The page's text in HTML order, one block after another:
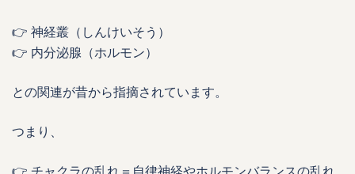
👉 神経叢（しんけいそう）
👉 内分泌腺（ホルモン）
との関連が昔から指摘されています。
つまり、
👉 チャクラの乱れ＝自律神経やホルモンバランスの乱れ